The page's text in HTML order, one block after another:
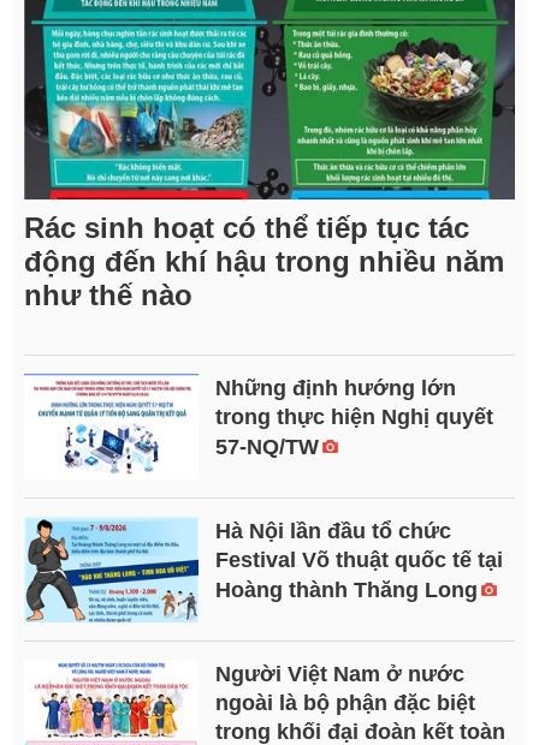
Rác sinh hoạt có thể tiếp tục tác
động đến khí hậu trong nhiều năm
như thế nào
Những định hướng lớn
trong thực hiện Nghị quyết
57-NQ/TW
Hà Nội lần đầu tổ chức
Festival Võ thuật quốc tế tại
Hoàng thành Thăng Long
Người Việt Nam ở nước
ngoài là bộ phận đặc biệt
trong khối đại đoàn kết toàn